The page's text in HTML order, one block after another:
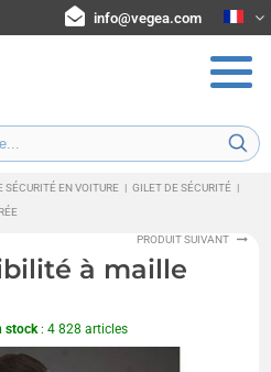
info@vegea.com
SÉCURITÉ EN VOITURE | GILET DE SÉCURITÉ |
PRODUIT SUIVANT
à maille
stock: 4 828 articles